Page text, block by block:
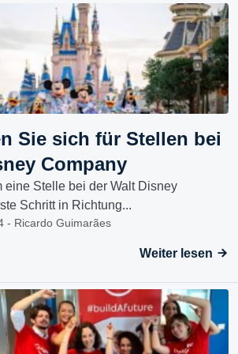
Sie sich für Stellen bei
Company
eine Stelle bei der Walt Disney
Schritt in Richtung...
- Ricardo Guimarães
Weiter lesen